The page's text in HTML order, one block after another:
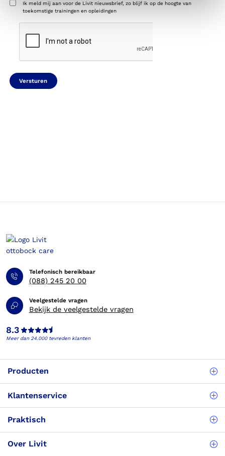
Nieuwbrief
Ik meld mij aan voor de Livit nieuwsbrief, zo blijf ik op de hoogte van
toekomstige trainingen en opleidingen
CAPTCHA
Telefonisch bereikbaar
(088) 245 20 00
Veelgestelde vragen
Bekijk de veelgestelde vragen
8.3
Meer dan 24.000 tevreden klanten
Producten
Klantenservice
Praktisch
Over Livit